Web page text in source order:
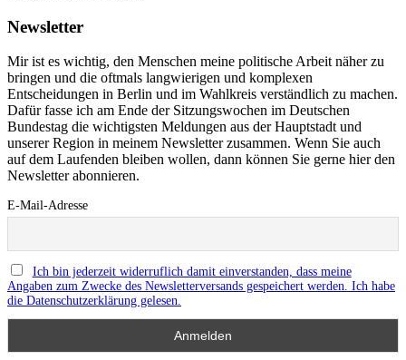
Newsletter
Mir ist es wichtig, den Menschen meine politische Arbeit näher zu
bringen und die oftmals langwierigen und komplexen
Entscheidungen in Berlin und im Wahlkreis verständlich zu machen.
Dafür fasse ich am Ende der Sitzungswochen im Deutschen
Bundestag die wichtigsten Meldungen aus der Hauptstadt und
unserer Region in meinem Newsletter zusammen. Wenn Sie auch
auf dem Laufenden bleiben wollen, dann können Sie gerne hier den
Newsletter abonnieren.
E-Mail-Adresse
Ich bin jederzeit widerruflich damit einverstanden, dass meine
Angaben zum Zwecke des Newsletterversands gespeichert werden. Ich habe
die Datenschutzerklärung gelesen.